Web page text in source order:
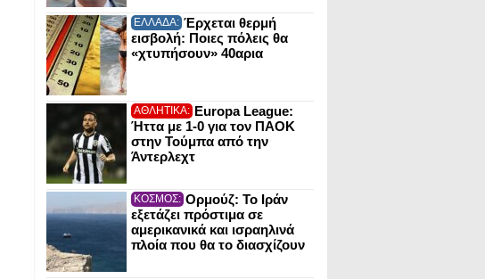
ΕΛΛΑΔΑ: Έρχεται θερμή
εισβολή: Ποιες πόλεις θα
«χτυπήσουν» 40αρια
ΑΘΛΗΤΙΚΑ: Europa League:
Ήττα με 1-0 για τον ΠΑΟΚ
στην Τούμπα από την
Άντερλεχτ
ΚΟΣΜΟΣ: Ορμούζ: Το Ιράν
εξετάζει πρόστιμα σε
αμερικανικά και ισραηλινά
πλοία που θα το διασχίζουν